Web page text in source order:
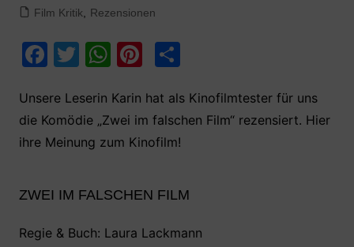
Film Kritik
Rezensionen
F
c
e
b
o
k
T
itt
er
W
at
s
A
p
Pi
er
e
st
T
le
n
Unsere Leserin Karin hat als Kinofilmtester für uns
die Komödie „Zwei im falschen Film“ rezensiert. Hier
ihre Meinung zum Kinofilm!
ZWEI IM FALSCHEN FILM
Regie & Buch: Laura Lackmann